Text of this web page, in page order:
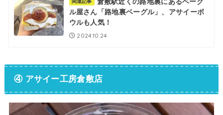
ル屋さん「路地裏ベーグル」、アサイーボ
ウルも人気！
2024.10.24
④ アサイー工房倉敷店